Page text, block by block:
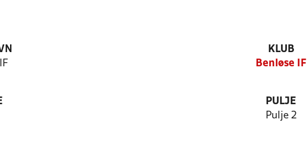
KLUB
Benløse IF
PULJE
Pulje 2